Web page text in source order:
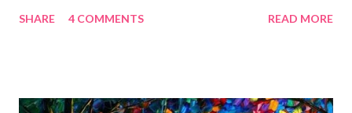
sehingga hasilnya bisa dilihat. Peran alat dan bahan sangat
SHARE 4 COMMENTS READ MORE